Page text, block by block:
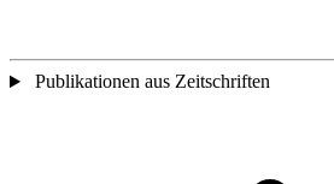
Publikationen aus Zeitschriften